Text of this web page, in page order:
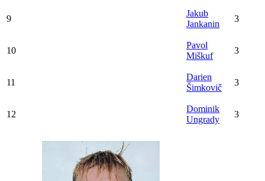
9
Jakub
Jankanin
3
10
Pavol
Miškuf
3
11
Darien
Šimkovič
3
12
Dominik
Ungrady
3